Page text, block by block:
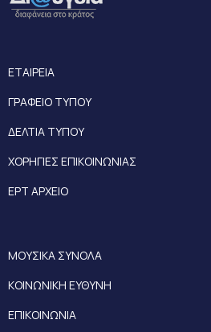
ΕΤΑΙΡΕΙΑ
ΓΡΑΦΕΙΟ ΤΥΠΟΥ
ΔΕΛΤΙΑ ΤΥΠΟΥ
ΧΟΡΗΓΙΕΣ ΕΠΙΚΟΙΝΩΝΙΑΣ
ΕΡΤ ΑΡΧΕΙΟ
ΜΟΥΣΙΚΑ ΣΥΝΟΛΑ
ΚΟΙΝΩΝΙΚΗ ΕΥΘΥΝΗ
ΕΠΙΚΟΙΝΩΝΙΑ